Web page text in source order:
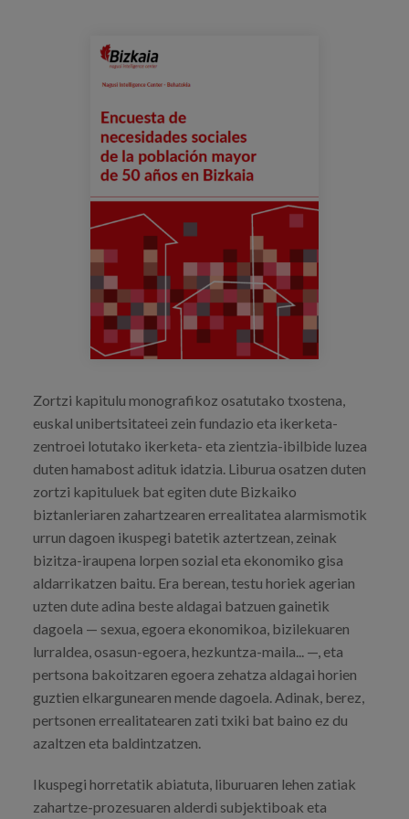
Egizu lan gurekin
Zortzi kapitulu monografikoz osatutako txostena,
euskal unibertsitateei zein fundazio eta ikerketa-
zentroei lotutako ikerketa- eta zientzia-ibilbide luzea
duten hamabost adituk idatzia. Liburua osatzen duten
zortzi kapituluek bat egiten dute Bizkaiko
biztanleriaren zahartzearen errealitatea alarmismotik
urrun dagoen ikuspegi batetik aztertzean, zeinak
bizitza-iraupena lorpen sozial eta ekonomiko gisa
aldarrikatzen baitu. Era berean, testu horiek agerian
uzten dute adina beste aldagai batzuen gainetik
dagoela — sexua, egoera ekonomikoa, bizilekuaren
lurraldea, osasun-egoera, hezkuntza-maila... —, eta
pertsona bakoitzaren egoera zehatza aldagai horien
guztien elkargunearen mende dagoela. Adinak, berez,
pertsonen errealitatearen zati txiki bat baino ez du
azaltzen eta baldintzatzen.
Ikuspegi horretatik abiatuta, liburuaren lehen zatiak
zahartze-prozesuaren alderdi subjektiboak eta